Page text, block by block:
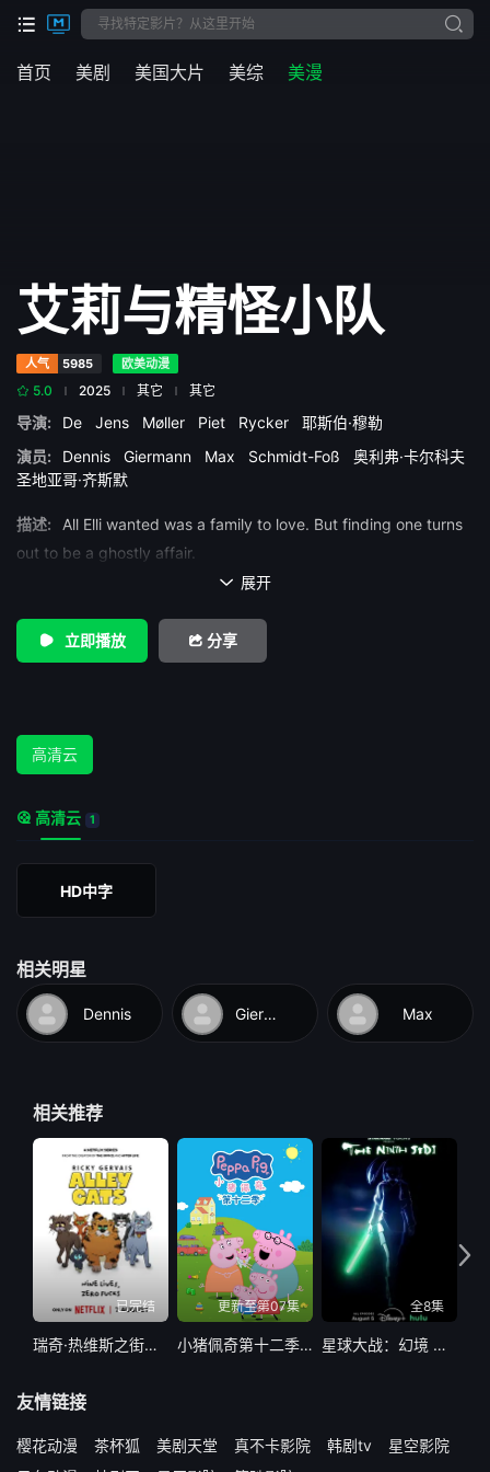
首页 美剧 美国大片 美综 美漫
艾莉与精怪小队
人气 5985 欧美动漫
5.0 2025 其它 其它
导演: De Jens Møller Piet Rycker 耶斯伯·穆勒
演员:
Dennis Giermann Max Schmidt-Foß
‎奥利弗·卡尔科夫‎
圣地亚哥·齐斯默
描述:
All Elli wanted was a family to love. But finding one turns
out to be a ghostly affair.
 展开
立即播放 分享
高清云
高清云 1
HD中字
相关明星
Dennis Giermann Max
相关推荐
已完结
瑞奇·热维斯之街猫一族
更新至第07集
小猪佩奇第十二季国语
全8集
星球大战：幻境 — 第九个绝地武士
友情链接
樱花动漫 茶杯狐 美剧天堂 真不卡影院 韩剧tv
星空影院